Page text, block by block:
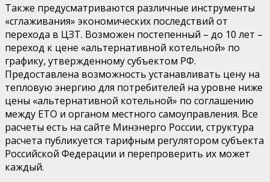
Также предусматриваются различные инструменты
«сглаживания» экономических последствий от
перехода в ЦЗТ. Возможен постепенный – до 10 лет –
переход к цене «альтернативной котельной» по
графику, утвержденному субъектом РФ.
Предоставлена возможность устанавливать цену на
тепловую энергию для потребителей на уровне ниже
цены «альтернативной котельной» по соглашению
между ЕТО и органом местного самоуправления. Все
расчеты есть на сайте Минэнерго России, структура
расчета публикуется тарифным регулятором субъекта
Российской Федерации и перепроверить их может
каждый.